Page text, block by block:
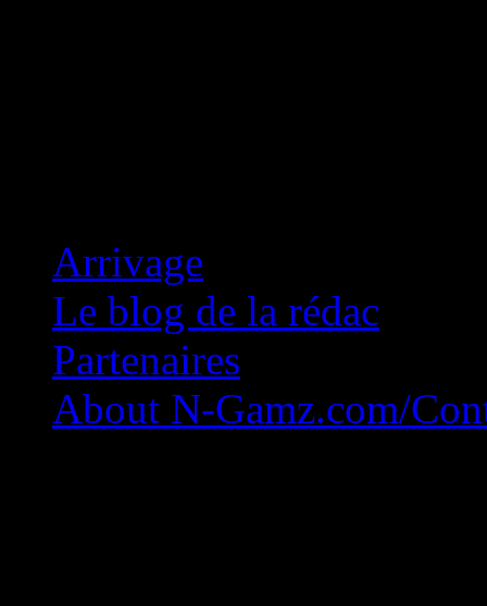
Arrivage
Le blog de la rédac
Partenaires
About N-Gamz.com/